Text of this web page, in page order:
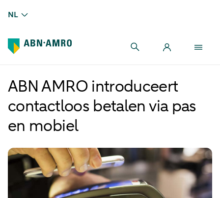
NL
ABN AMRO introduceert
contactloos betalen via pas
en mobiel